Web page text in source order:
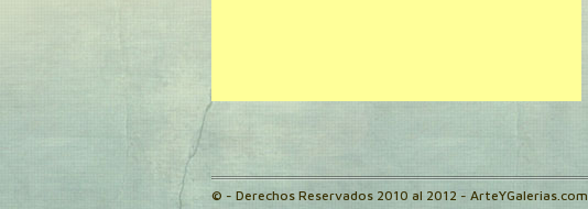
© - Derechos Reservados 2010 al 2012 - ArteYGalerias.com